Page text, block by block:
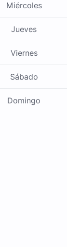
Miércoles
Jueves
Viernes
Sábado
Domingo